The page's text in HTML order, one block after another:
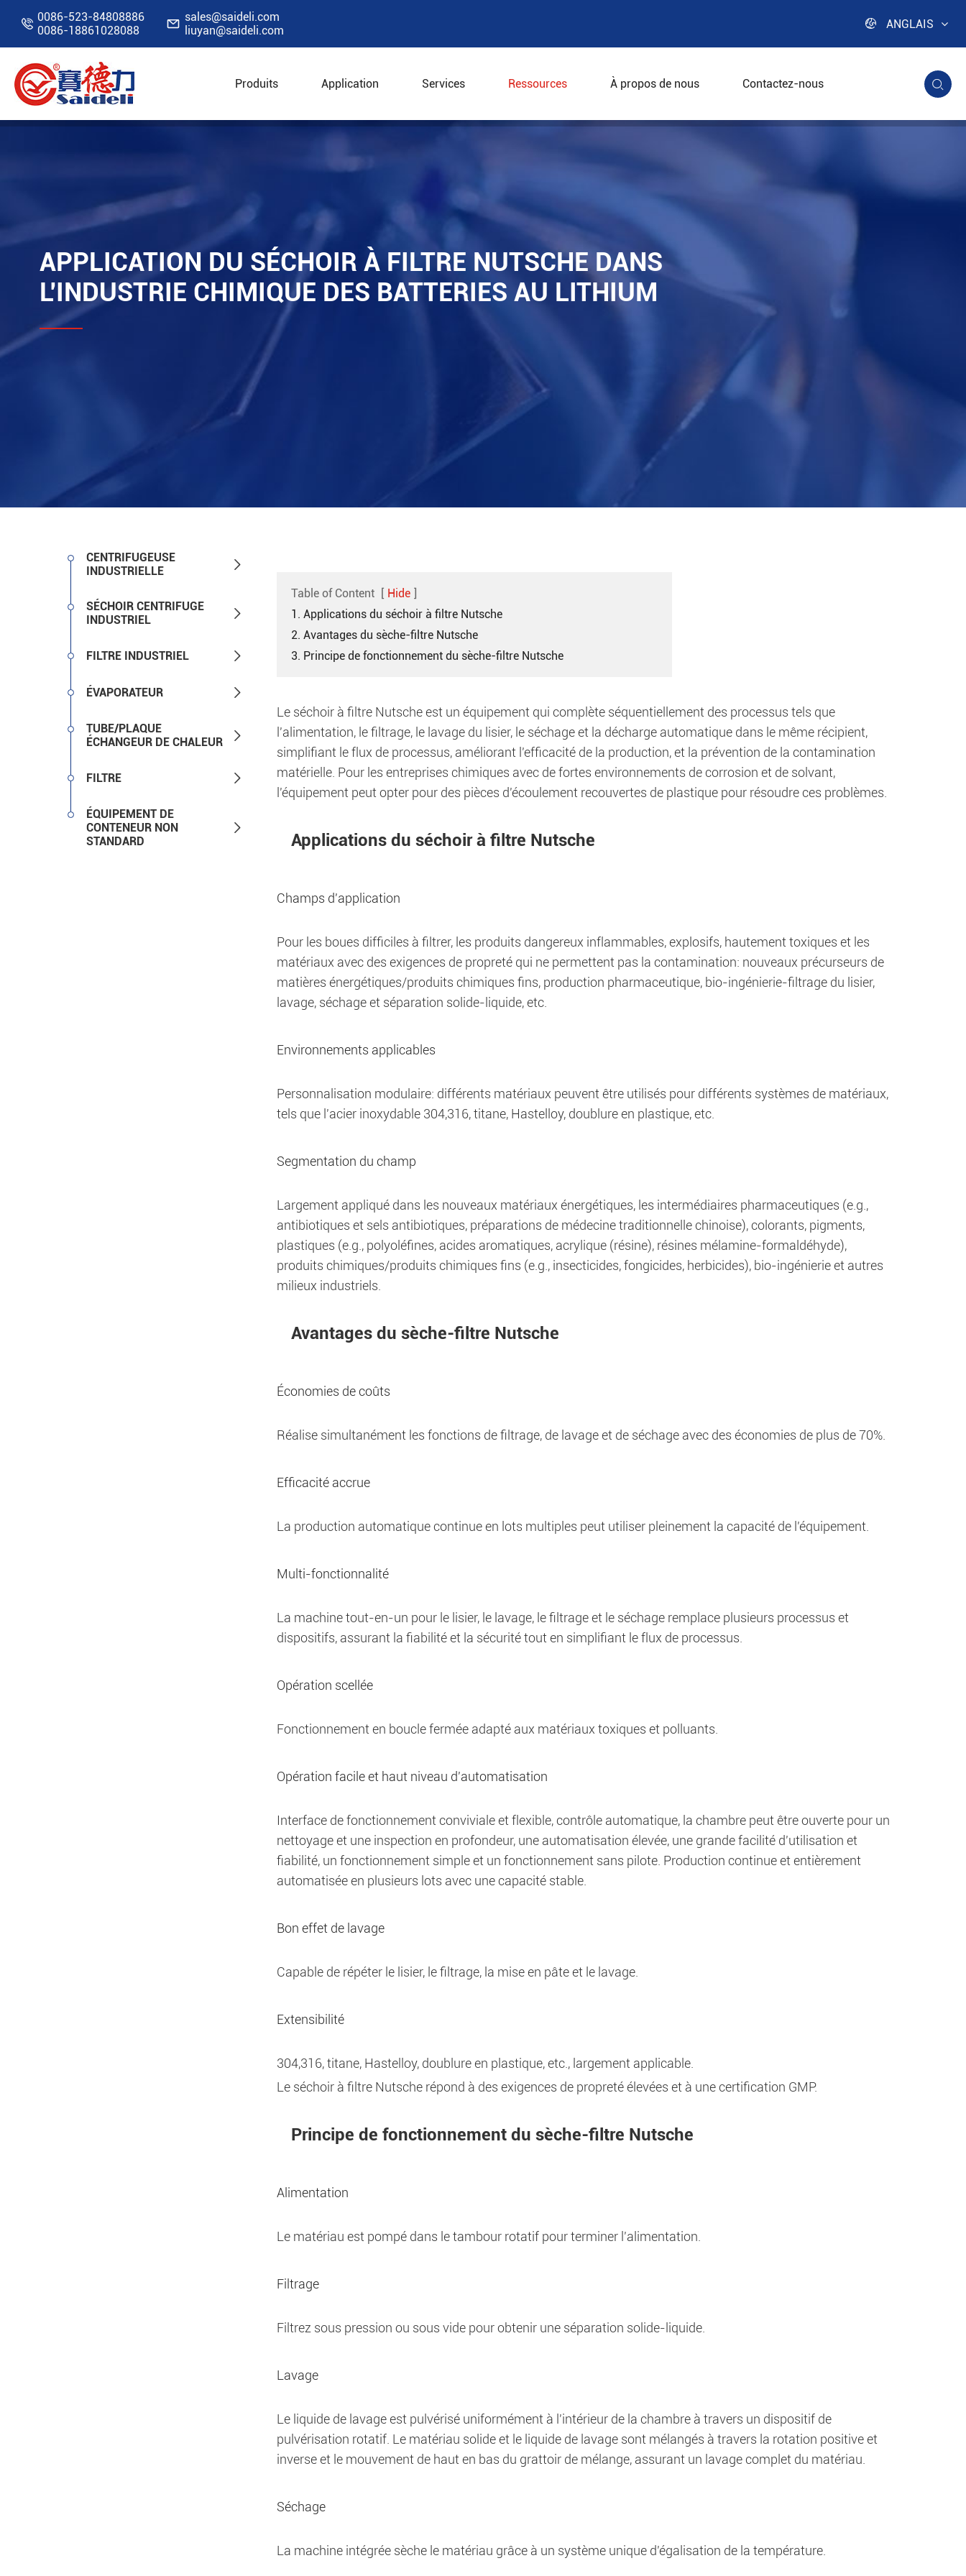
 0086-523-84808886
0086-18861028088
 sales@saideli.com
liuyan@saideli.com
 ANGLAIS
Produits Application Services Ressources À propos de nous Contactez-nous 
Accueil Ressources
APPLICATION DU SÉCHOIR À FILTRE NUTSCHE DANS
L'INDUSTRIE CHIMIQUE DES BATTERIES AU LITHIUM
CENTRIFUGEUSE
INDUSTRIELLE

SÉCHOIR CENTRIFUGE
INDUSTRIEL

FILTRE INDUSTRIEL 
ÉVAPORATEUR 
TUBE/PLAQUE
ÉCHANGEUR DE CHALEUR

FILTRE 
ÉQUIPEMENT DE
CONTENEUR NON
STANDARD

Table of Content [ Hide ]
1. Applications du séchoir à filtre Nutsche
2. Avantages du sèche-filtre Nutsche
3. Principe de fonctionnement du sèche-filtre Nutsche
Le séchoir à filtre Nutsche est un équipement qui complète séquentiellement des processus tels que
l'alimentation, le filtrage, le lavage du lisier, le séchage et la décharge automatique dans le même récipient,
simplifiant le flux de processus, améliorant l'efficacité de la production, et la prévention de la contamination
matérielle. Pour les entreprises chimiques avec de fortes environnements de corrosion et de solvant,
l'équipement peut opter pour des pièces d'écoulement recouvertes de plastique pour résoudre ces problèmes.
Applications du séchoir à filtre Nutsche
Champs d'application
Pour les boues difficiles à filtrer, les produits dangereux inflammables, explosifs, hautement toxiques et les
matériaux avec des exigences de propreté qui ne permettent pas la contamination: nouveaux précurseurs de
matières énergétiques/produits chimiques fins, production pharmaceutique, bio-ingénierie-filtrage du lisier,
lavage, séchage et séparation solide-liquide, etc.
Environnements applicables
Personnalisation modulaire: différents matériaux peuvent être utilisés pour différents systèmes de matériaux,
tels que l'acier inoxydable 304,316, titane, Hastelloy, doublure en plastique, etc.
Segmentation du champ
Largement appliqué dans les nouveaux matériaux énergétiques, les intermédiaires pharmaceutiques (e.g.,
antibiotiques et sels antibiotiques, préparations de médecine traditionnelle chinoise), colorants, pigments,
plastiques (e.g., polyoléfines, acides aromatiques, acrylique (résine), résines mélamine-formaldéhyde),
produits chimiques/produits chimiques fins (e.g., insecticides, fongicides, herbicides), bio-ingénierie et autres
milieux industriels.
Avantages du sèche-filtre Nutsche
Économies de coûts
Réalise simultanément les fonctions de filtrage, de lavage et de séchage avec des économies de plus de 70%.
Efficacité accrue
La production automatique continue en lots multiples peut utiliser pleinement la capacité de l'équipement.
Multi-fonctionnalité
La machine tout-en-un pour le lisier, le lavage, le filtrage et le séchage remplace plusieurs processus et
dispositifs, assurant la fiabilité et la sécurité tout en simplifiant le flux de processus.
Opération scellée
Fonctionnement en boucle fermée adapté aux matériaux toxiques et polluants.
Opération facile et haut niveau d'automatisation
Interface de fonctionnement conviviale et flexible, contrôle automatique, la chambre peut être ouverte pour un
nettoyage et une inspection en profondeur, une automatisation élevée, une grande facilité d'utilisation et
fiabilité, un fonctionnement simple et un fonctionnement sans pilote. Production continue et entièrement
automatisée en plusieurs lots avec une capacité stable.
Bon effet de lavage
Capable de répéter le lisier, le filtrage, la mise en pâte et le lavage.
Extensibilité
304,316, titane, Hastelloy, doublure en plastique, etc., largement applicable.
Le séchoir à filtre Nutsche répond à des exigences de propreté élevées et à une certification GMP.
Principe de fonctionnement du sèche-filtre Nutsche
Alimentation
Le matériau est pompé dans le tambour rotatif pour terminer l'alimentation.
Filtrage
Filtrez sous pression ou sous vide pour obtenir une séparation solide-liquide.
Lavage
Le liquide de lavage est pulvérisé uniformément à l'intérieur de la chambre à travers un dispositif de
pulvérisation rotatif. Le matériau solide et le liquide de lavage sont mélangés à travers la rotation positive et
inverse et le mouvement de haut en bas du grattoir de mélange, assurant un lavage complet du matériau.
Séchage
La machine intégrée sèche le matériau grâce à un système unique d'égalisation de la température.